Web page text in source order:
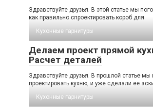
Здравствуйте друзья. В этой статье мы
как правильно спроектировать короб для
Кухонные гарнитуры
Делаем проект прямой
Расчет деталей
Здравствуйте друзья. В прошлой статье мы
проектировать кухню, и уже сделали ее
Кухонные гарнитуры